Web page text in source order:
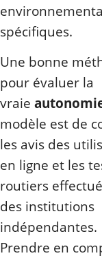
spécifiques.
Une bonne
pour évaluer la
vraie
modèle est de
les avis des
en ligne et les
routiers
des institutions
indépendantes.
Prendre en